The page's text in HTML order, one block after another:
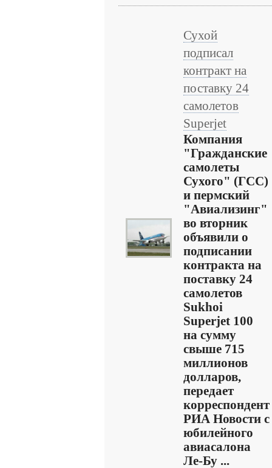
Сухой
подписал
контракт на
поставку 24
самолетов
Superjet
Компания
"Гражданские
самолеты
Сухого" (ГСС)
и пермский
"Авиализинг"
во вторник
объявили о
подписании
контракта на
поставку 24
самолетов
Sukhoi
Superjet 100
на сумму
свыше 715
миллионов
долларов,
передает
корреспондент
РИА Новости с
юбилейного
авиасалона
Ле-Бу ...